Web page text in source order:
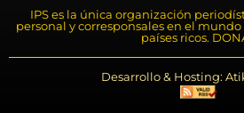
IPS es la única organización
personal y corresponsales en el
países ricos.
Desarrollo & Hosting: